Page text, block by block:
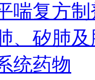
喘复方制
、矽肺
统药物